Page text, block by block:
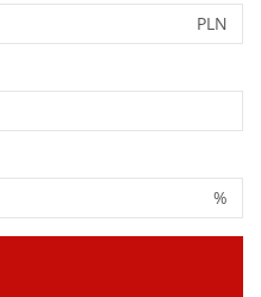
PLN
%